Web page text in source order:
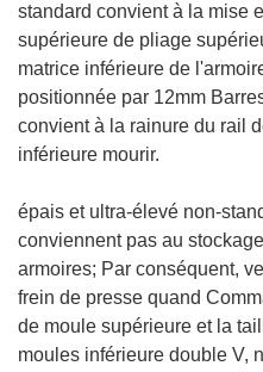
standard convient à la mise
supérieure de pliage
matrice inférieure de
positionnée par 12mm
convient à la rainure du rail
inférieure mourir.
épais et ultra-élevé non-
conviennent pas au
armoires; Par conséquent,
frein de presse quand
de moule supérieure et la
moules inférieure double V,